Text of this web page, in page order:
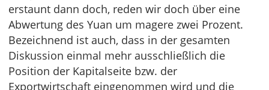
erstaunt dann doch, reden wir doch über eine
Abwertung des Yuan um magere zwei Prozent.
Bezeichnend ist auch, dass in der gesamten
Diskussion einmal mehr ausschließlich die
Position der Kapitalseite bzw. der
Exportwirtschaft eingenommen wird und die